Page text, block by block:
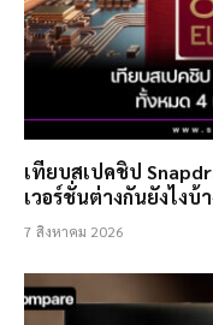
เทียบสเปคชิป
เวอร์ชั่นต่างกันยังไงบ้า
7 สิงหาคม 2026